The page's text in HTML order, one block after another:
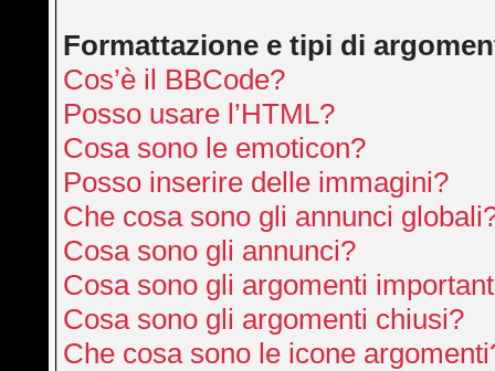
Formattazione e tipi di
Cos’è il BBCode?
Posso usare l’HTML?
Cosa sono le emoticon?
Posso inserire delle immagini?
Che cosa sono gli annunci
Cosa sono gli annunci?
Cosa sono gli argomenti
Cosa sono gli argomenti chiusi?
Che cosa sono le icone